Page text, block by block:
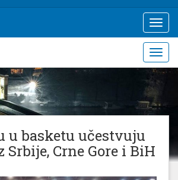
Glavni
meni
u basketu učestvuju
Srbije, Crne Gore i BiH